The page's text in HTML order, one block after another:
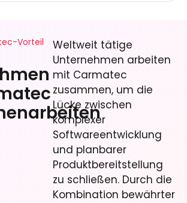
Vorteil
Weltweit tätige
Unternehmen arbeiten
mit Carmatec
zusammen, um die
Lücke zwischen
komplexer
Softwareentwicklung
und planbarer
Produktbereitstellung
zu schließen. Durch die
Kombination bewährter